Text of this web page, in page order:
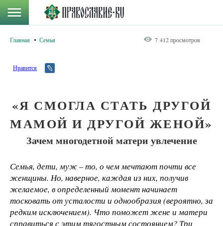
Главная Семья 7 412 просмотров
Нравится
«Я СМОГЛА СТАТЬ ДРУГОЙ
МАМОЙ И ДРУГОЙ ЖЕНОЙ»
Зачем многодетной матери увлечение
Семья, дети, муж – то, о чем мечтают почти все
женщины. Но, наверное, каждая из них, получив
желаемое, в определенный момент начинает
тосковать от усталости и однообразия (вероятно, за
редким исключением). Что поможет жене и матери
справиться с этим тягостным состоянием? Три